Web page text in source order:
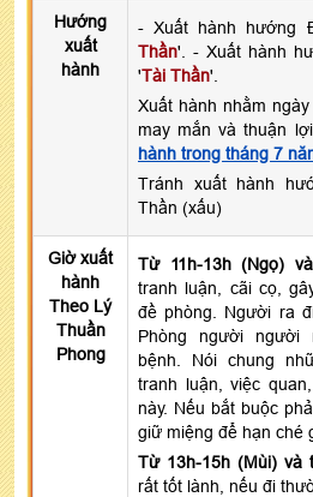
Hướng
xuất
hành
- Xuất hành hướng
Thần'. - Xuất hành
'Tài Thần'.
Xuất hành nhằm
may mắn và thuận lợi
hành trong tháng 7
Tránh xuất hành
Thần (xấu)
Giờ xuất
hành
Theo Lý
Thuần
Phong
Từ 11h-13h (Ngọ)
tranh luận, cãi cọ,
đề phòng. Người ra
Phòng người người
bệnh. Nói chung
tranh luận, việc
này. Nếu bắt buộc
giữ miệng để hạn ché
Từ 13h-15h (Mùi) và
rất tốt lành, nếu đi